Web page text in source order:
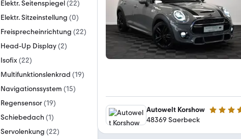
Elektr. Seitenspiegel(22)
Elektr. Sitzeinstellung (0)
Freisprecheinrichtung (22)
Head-Up Display(2)
Isofix(22)
Multifunktionslenkrad (19)
Navigationssystem (15)
Regensensor(19)
Schiebedach (1)
Servolenkung (22)
Autowelt Korshow 4.9 Sterne
48369 Saerbeck